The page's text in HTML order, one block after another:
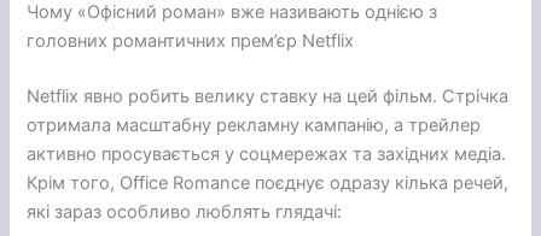
Чому «Офісний роман» вже називають однією з
головних романтичних прем’єр Netflix
Netflix явно робить велику ставку на цей фільм. Стрічка
отримала масштабну рекламну кампанію, а трейлер
активно просувається у соцмережах та західних медіа.
Крім того, Office Romance поєднує одразу кілька речей,
які зараз особливо люблять глядачі: